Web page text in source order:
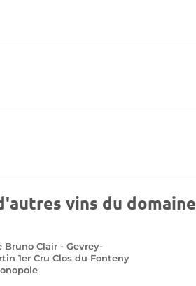
vins du domaine
Bruno Clair - Gevrey-
1er Cru Clos du Fonteny